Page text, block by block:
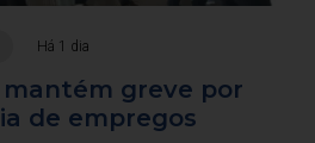
Há 1 dia
mantém greve por
de empregos